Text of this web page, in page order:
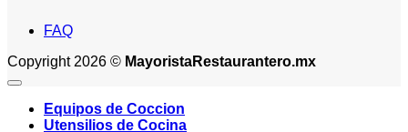
FAQ
Copyright 2026 © MayoristaRestaurantero.mx
Equipos de Coccion
Utensilios de Cocina